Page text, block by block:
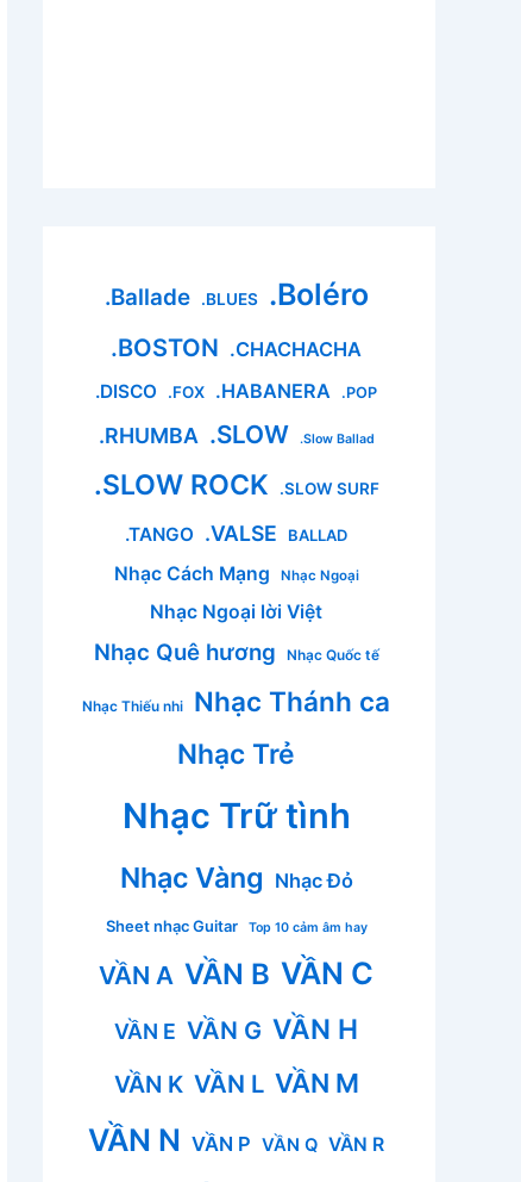
.Ballade .BLUES .Boléro
.BOSTON .CHACHACHA
.DISCO .FOX .HABANERA .POP
.RHUMBA .SLOW .Slow Ballad
.SLOW ROCK .SLOW SURF
.TANGO .VALSE BALLAD
Nhạc Cách Mạng Nhạc Ngoại
Nhạc Ngoại lời Việt
Nhạc Quê hương Nhạc Quốc tế
Nhạc Thiếu nhi Nhạc Thánh ca
Nhạc Trẻ
Nhạc Trữ tình
Nhạc Vàng Nhạc Đỏ
Sheet nhạc Guitar Top 10 cảm âm hay
VẦN A VẦN B VẦN C
VẦN E VẦN G VẦN H
VẦN K VẦN L VẦN M
VẦN N VẦN P VẦN Q VẦN R